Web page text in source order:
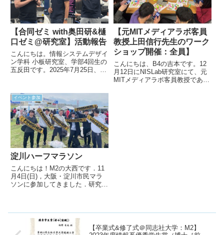
【合同ゼミ with奥田研&樋
口ゼミ@研究室】活動報告
こんにちは。情報システムデザイ
ン学科 小板研究室、学部4回生の
五反田です。2025年7月25日、
リジェント情報学科の奥田研究室
との合同ゼミを開催しました。樋
口先生と奥田先生が我々N...
【元MITメディアラボ客員
教授上田信行先生のワーク
ショップ開催：全員】
こんにちは、B4の吉本です。12
月12日にNISLab研究室にて、元
MITメディアラボ客員教授であ
イベント参加
淀川ハーフマラソン
こんにちは！M2の大西です．11
月4日(日)，大阪・淀川市民マラ
ソンに参加してきました．研究室
に完走することができました！自
分自身，初めてのハーフマラ...【卒業式&修了式＠同志社大学：M2】